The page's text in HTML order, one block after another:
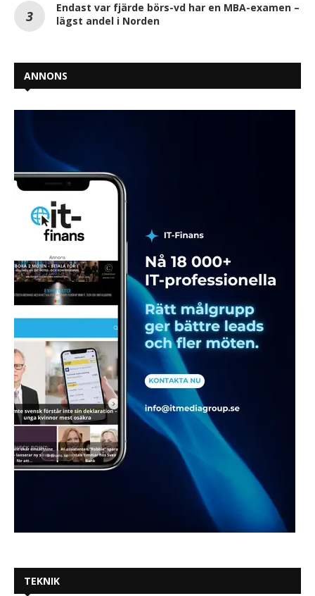
Endast var fjärde börs-vd har en MBA-examen –
lägst andel i Norden
ANNONS
TEKNIK